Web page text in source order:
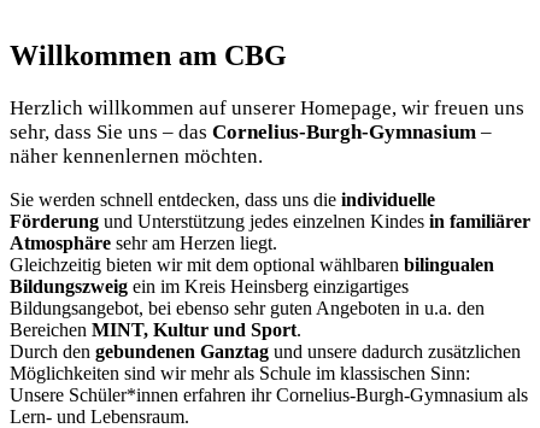
Willkommen am CBG
Herzlich willkommen auf unserer Homepage, wir freuen uns
sehr, dass Sie uns – das Cornelius-Burgh-Gymnasium –
näher kennenlernen möchten.
Sie werden schnell entdecken, dass uns die individuelle
Förderung und Unterstützung jedes einzelnen Kindes in familiärer
Atmosphäre sehr am Herzen liegt.
Gleichzeitig bieten wir mit dem optional wählbaren bilingualen
Bildungszweig ein im Kreis Heinsberg einzigartiges
Bildungsangebot, bei ebenso sehr guten Angeboten in u.a. den
Bereichen MINT, Kultur und Sport.
Durch den gebundenen Ganztag und unsere dadurch zusätzlichen
Möglichkeiten sind wir mehr als Schule im klassischen Sinn:
Unsere Schüler*innen erfahren ihr Cornelius-Burgh-Gymnasium als
Lern- und Lebensraum.